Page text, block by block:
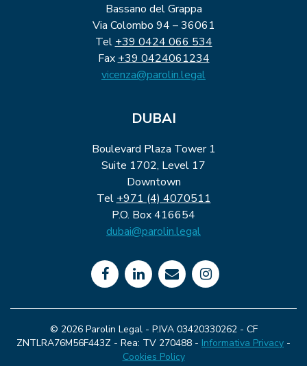
Bassano del Grappa
Via Colombo 94 – 36061
Tel +39 0424 066 534
Fax +39 0424061234
vicenza@parolin.legal
DUBAI
Boulevard Plaza Tower 1
Suite 1702, Level 17
Downtown
Tel +971 (4) 4070511
P.O. Box 416654
dubai@parolin.legal
© 2026 Parolin Legal - P.IVA 03420330262 - CF
ZNTLRA76M56F443Z - Rea: TV 270488 - Informativa Privacy -
Cookies Policy